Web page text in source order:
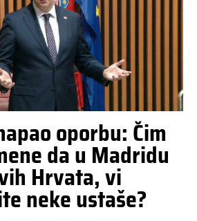
oporbu: Čim
da u Madridu
Hrvata, vi
neke ustaše?